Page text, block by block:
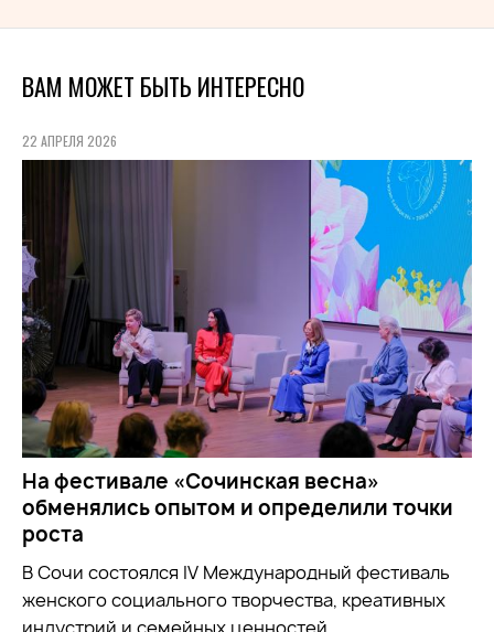
ВАМ МОЖЕТ БЫТЬ ИНТЕРЕСНО
22 АПРЕЛЯ 2026
На фестивале «Сочинская весна»
обменялись опытом и определили точки
роста
В Сочи состоялся IV Международный фестиваль
женского социального творчества, креативных
индустрий и семейных ценностей